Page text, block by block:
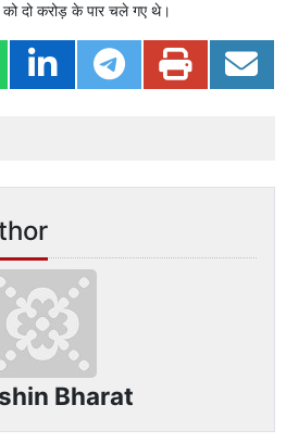
दो करोड़ के पार चले गए थे।
Bharat